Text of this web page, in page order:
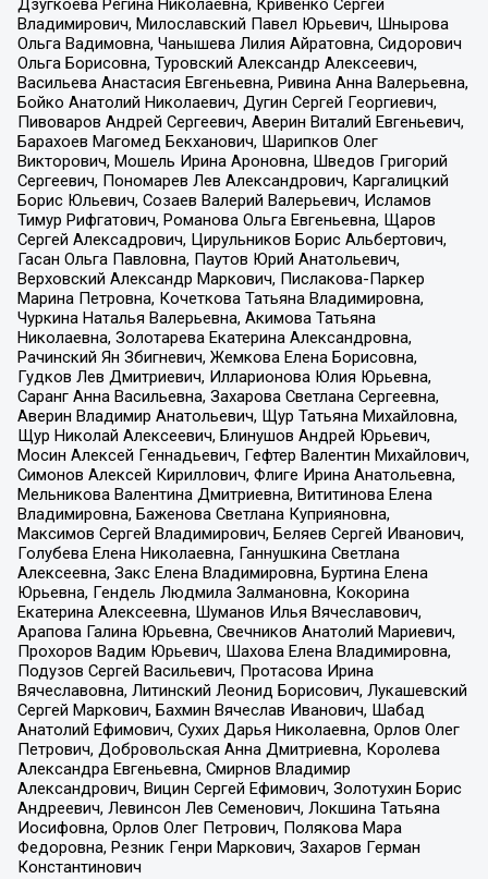
Дзугкоева Регина Николаевна, Кривенко Сергей
Владимирович, Милославский Павел Юрьевич, Шнырова
Ольга Вадимовна, Чанышева Лилия Айратовна, Сидорович
Ольга Борисовна, Туровский Александр Алексеевич,
Васильева Анастасия Евгеньевна, Ривина Анна Валерьевна,
Бойко Анатолий Николаевич, Дугин Сергей Георгиевич,
Пивоваров Андрей Сергеевич, Аверин Виталий Евгеньевич,
Барахоев Магомед Бекханович, Шарипков Олег
Викторович, Мошель Ирина Ароновна, Шведов Григорий
Сергеевич, Пономарев Лев Александрович, Каргалицкий
Борис Юльевич, Созаев Валерий Валерьевич, Исламов
Тимур Рифгатович, Романова Ольга Евгеньевна, Щаров
Сергей Алексадрович, Цирульников Борис Альбертович,
Гасан Ольга Павловна, Паутов Юрий Анатольевич,
Верховский Александр Маркович, Пислакова-Паркер
Марина Петровна, Кочеткова Татьяна Владимировна,
Чуркина Наталья Валерьевна, Акимова Татьяна
Николаевна, Золотарева Екатерина Александровна,
Рачинский Ян Збигневич, Жемкова Елена Борисовна,
Гудков Лев Дмитриевич, Илларионова Юлия Юрьевна,
Саранг Анна Васильевна, Захарова Светлана Сергеевна,
Аверин Владимир Анатольевич, Щур Татьяна Михайловна,
Щур Николай Алексеевич, Блинушов Андрей Юрьевич,
Мосин Алексей Геннадьевич, Гефтер Валентин Михайлович,
Симонов Алексей Кириллович, Флиге Ирина Анатольевна,
Мельникова Валентина Дмитриевна, Вититинова Елена
Владимировна, Баженова Светлана Куприяновна,
Максимов Сергей Владимирович, Беляев Сергей Иванович,
Голубева Елена Николаевна, Ганнушкина Светлана
Алексеевна, Закс Елена Владимировна, Буртина Елена
Юрьевна, Гендель Людмила Залмановна, Кокорина
Екатерина Алексеевна, Шуманов Илья Вячеславович,
Арапова Галина Юрьевна, Свечников Анатолий Мариевич,
Прохоров Вадим Юрьевич, Шахова Елена Владимировна,
Подузов Сергей Васильевич, Протасова Ирина
Вячеславовна, Литинский Леонид Борисович, Лукашевский
Сергей Маркович, Бахмин Вячеслав Иванович, Шабад
Анатолий Ефимович, Сухих Дарья Николаевна, Орлов Олег
Петрович, Добровольская Анна Дмитриевна, Королева
Александра Евгеньевна, Смирнов Владимир
Александрович, Вицин Сергей Ефимович, Золотухин Борис
Андреевич, Левинсон Лев Семенович, Локшина Татьяна
Иосифовна, Орлов Олег Петрович, Полякова Мара
Федоровна, Резник Генри Маркович, Захаров Герман
Константинович